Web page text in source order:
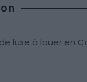
luxe à louer en